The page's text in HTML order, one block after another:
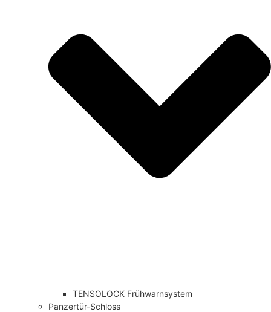
TENSOLOCK Frühwarnsystem
Panzertür-Schloss